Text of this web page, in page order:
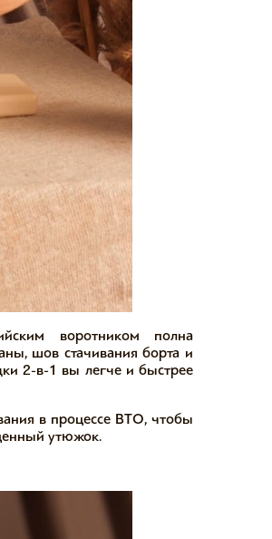
воротником полна
шов стачивания борта и
2-в-1 вы легче и быстрее
в процессе ВТО, чтобы
утюжок.